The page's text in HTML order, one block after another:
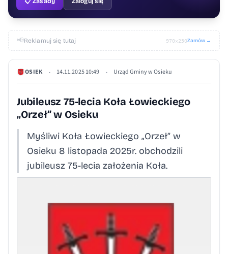
📢Reklamuj się tutaj 970×250Zamów →
OSIEK • 14.11.2025 10:49 • Urząd Gminy w Osieku
Jubileusz 75-lecia Koła Łowieckiego
„Orzeł” w Osieku
Myśliwi Koła Łowieckiego „Orzeł” w
Osieku 8 listopada 2025r. obchodzili
jubileusz 75-lecia założenia Koła.